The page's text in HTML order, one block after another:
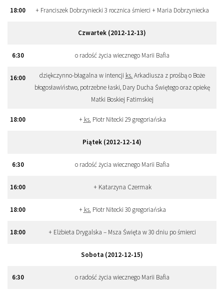
18:00 + Franciszek Dobrzyniecki 3 rocznica śmierci + Maria Dobrzyniecka
Czwartek (2012-12-13)
6:30 o radość życia wiecznego Marii Bafia
16:00 dziękczynno-błagalna w intencji ks. Arkadiusza z prośbą o Boże
błogosławiństwo, potrzebne łaski, Dary Ducha Świętego oraz opiekę
Matki Boskiej Fatimskiej
18:00 + ks. Piotr Nitecki 29 gregoriańska
Piątek (2012-12-14)
6:30 o radość życia wiecznego Marii Bafia
16:00 + Katarzyna Czermak
18:00 + ks. Piotr Nitecki 30 gregoriańska
18:00 + Elżbieta Drygalska – Msza Święta w 30 dniu po śmierci
Sobota (2012-12-15)
6:30 o radość życia wiecznego Marii Bafia